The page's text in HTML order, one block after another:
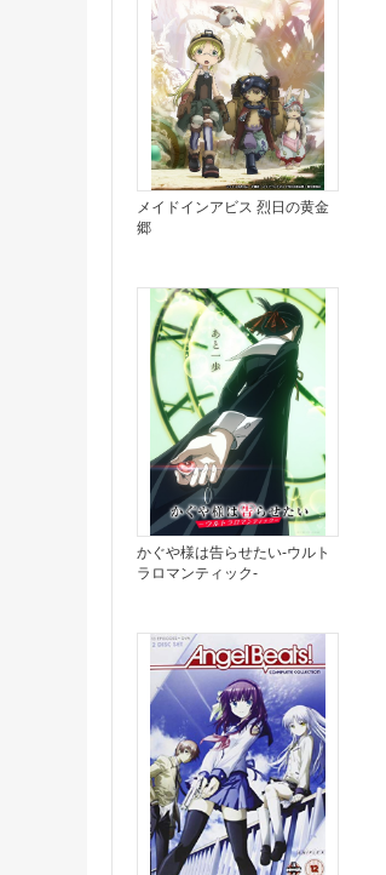
メイドインアビス 烈日の黄金
郷
かぐや様は告らせたい-ウルト
ラロマンティック-